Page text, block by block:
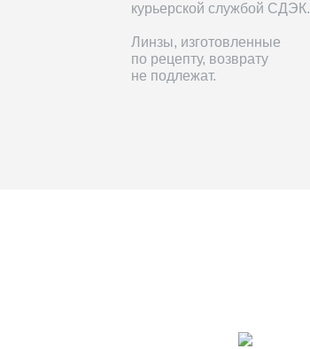
курьерской службой СДЭК.
Линзы, изготовленные
по рецепту, возврату
не подлежат.